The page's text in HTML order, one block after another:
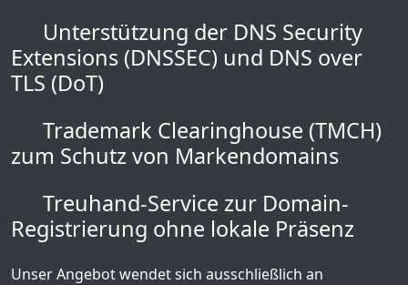
Unterstützung der DNS Security
Extensions (DNSSEC) und DNS over
TLS (DoT)
Trademark Clearinghouse (TMCH)
zum Schutz von Markendomains
Treuhand-Service zur Domain-
Registrierung ohne lokale Präsenz
Unser Angebot wendet sich ausschließlich an